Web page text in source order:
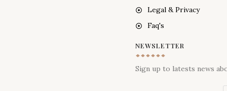
Legal & Privacy
Faq's
NEWSLETTER
Sign up to latests news